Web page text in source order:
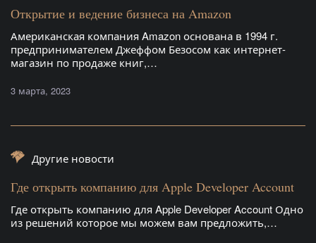
Открытие и ведение бизнеса на Amazon
Американская компания Amazon основана в 1994 г.
предпринимателем Джеффом Безосом как интернет-
магазин по продаже книг,…
3 марта, 2023
Другие новости
Где открыть компанию для Apple Developer Account
Где открыть компанию для Apple Developer Account Одно
из решений которое мы можем вам предложить,…